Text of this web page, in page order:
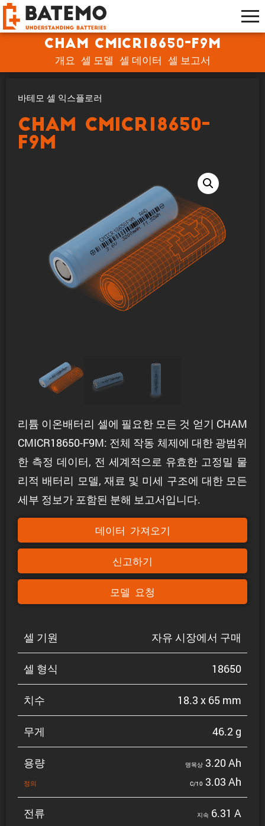
CHAM CMICR18650-F9M
개요 셀 모델 셀 데이터 셀 보고서
바테모 셀 익스플로러
CHAM CMICR18650-
F9M
리튬 이온배터리 셀에 필요한 모든 것 얻기 CHAM
CMICR18650-F9M: 전체 작동 체제에 대한 광범위
한 측정 데이터, 전 세계적으로 유효한 고정밀 물
리적 배터리 모델, 재료 및 미세 구조에 대한 모든
세부 정보가 포함된 분해 보고서입니다.
데이터 가져오기
신고하기
모델 요청
셀 기원 자유 시장에서 구매
셀 형식 18650
치수 18.3 x 65 mm
무게 46.2 g
용량
정의
명목상 3.20 Ah
C/10 3.03 Ah
전류 지속 6.31 A